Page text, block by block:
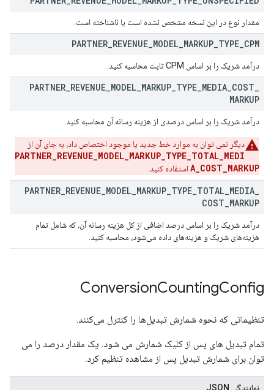
مقدار نوع در این نسخه مشخص نشده است یا ناشناخته است.
PARTNER REVENUE MODEL MARKUP TYPE CPM
درآمد شریک را بر اساس CPM ثابت محاسبه کنید.
PARTNER REVENUE MODEL MARKUP TYPE MEDIA COST
MARKUP
درآمد شریک را بر اساس درصدی از هزینه رسانه آن محاسبه کنید.
دیگر نمی توان به موارد خط جدید یا موجود اختصاص داد، به جای آن از
PARTNER_REVENUE_MODEL_MARKUP_TYPE_TOTAL_MEDI
A_COST_MARKUP استفاده کنید.
PARTNER REVENUE MODEL MARKUP TYPE TOTAL MEDIA
COST MARKUP
درآمد شریک را بر اساس درصد اضافی از کل هزینه رسانه آن، که شامل تمام
هزینه‌های شریک و هزینه‌های داده می‌شود، محاسبه کنید.
ConversionCountingConfig
تنظیماتی که نحوه شمارش تبدیل‌ها را کنترل می‌کنند.
تمام تبدیل های پس از کلیک شمارش می شود. یک مقدار درصد را می
توان برای شمارش تبدیل پس از مشاهده تنظیم کرد.
نمایندگی JSON